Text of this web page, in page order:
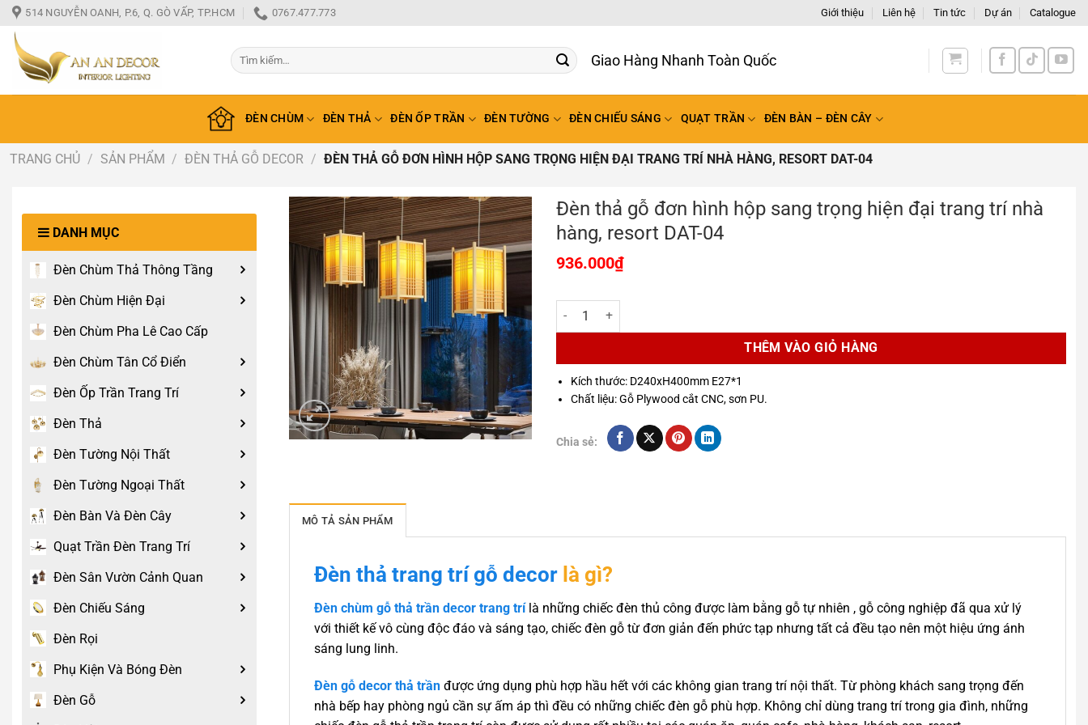
Bỏ
qua
nội
dung
514 NGUYỄN OANH, P.6, Q. GÒ VẤP, TP.HCM 0767.477.773 Giới thiệu Liên hệ Tin tức Dự án Catalogue
Tìm
kiếm:
Giao Hàng Nhanh Toàn Quốc
ĐÈN CHÙM ĐÈN THẢ ĐÈN ỐP TRẦN ĐÈN TƯỜNG ĐÈN CHIẾU SÁNG QUẠT TRẦN ĐÈN BÀN – ĐÈN CÂY
TRANG CHỦ / SẢN PHẨM / ĐÈN THẢ GỖ DECOR / ĐÈN THẢ GỖ ĐƠN HÌNH HỘP SANG TRỌNG HIỆN ĐẠI TRANG TRÍ NHÀ HÀNG, RESORT DAT-04
DANH MỤC
Đèn Chùm Thả Thông Tầng
Đèn Chùm Hiện Đại
Đèn Chùm Pha Lê Cao Cấp
Đèn Chùm Tân Cổ Điển
Đèn Ốp Trần Trang Trí
Đèn Thả
Đèn Tường Nội Thất
Đèn Tường Ngoại Thất
Đèn Bàn Và Đèn Cây
Quạt Trần Đèn Trang Trí
Đèn Sân Vườn Cảnh Quan
Đèn Chiếu Sáng
Đèn Rọi
Phụ Kiện Và Bóng Đèn
Đèn Gỗ
Đèn thả gỗ đơn hình hộp sang trọng hiện đại trang trí nhà
hàng, resort DAT-04
936.000₫
Đèn thả gỗ đơn hình hộp sang trọng hiện đại trang trí nhà hàng, resort DAT-04 số lượng
THÊM VÀO GIỎ HÀNG
Kích thước: D240xH400mm E27*1
Chất liệu: Gỗ Plywood cắt CNC, sơn PU.
Chia sẻ:
MÔ TẢ SẢN PHẨM
Đèn thả trang trí gỗ decor là gì?
Đèn chùm gỗ thả trần decor trang trí là những chiếc đèn thủ công được làm bằng gỗ tự nhiên , gỗ công nghiệp đã qua xử lý
với thiết kế vô cùng độc đáo và sáng tạo, chiếc đèn gỗ từ đơn giản đến phức tạp nhưng tất cả đều tạo nên một hiệu ứng ánh
sáng lung linh.
Đèn gỗ decor thả trần được ứng dụng phù hợp hầu hết với các không gian trang trí nội thất. Từ phòng khách sang trọng đến
nhà bếp hay phòng ngủ cần sự ấm áp thì đều có những chiếc đèn gỗ phù hợp. Không chỉ dùng trang trí trong gia đình, những